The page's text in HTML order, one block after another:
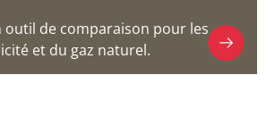
outil de comparaison pour les
et du gaz naturel.